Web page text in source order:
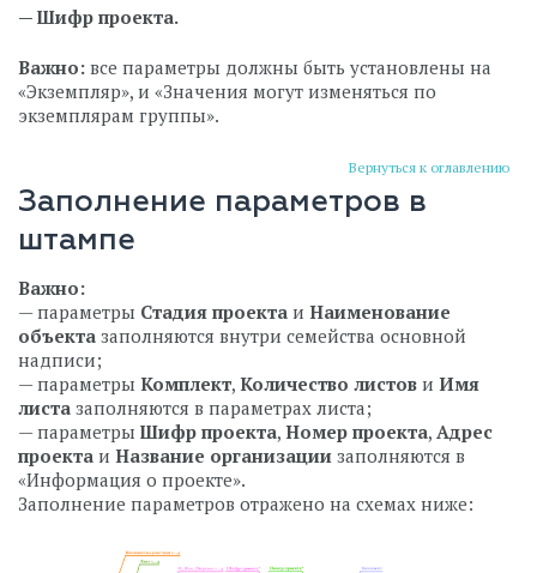
— Шифр проекта.
Важно: все параметры должны быть установлены на
«Экземпляр», и «Значения могут изменяться по
экземплярам группы».
Вернуться к оглавлению
Заполнение параметров в
штампе
Важно:
— параметры Стадия проекта и Наименование
объекта заполняются внутри семейства основной
надписи;
— параметры Комплект, Количество листов и Имя
листа заполняются в параметрах листа;
— параметры Шифр проекта, Номер проекта, Адрес
проекта и Название организации заполняются в
«Информация о проекте».
Заполнение параметров отражено на схемах ниже: